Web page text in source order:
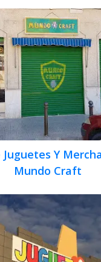
Juguetes Y
Mundo Craft